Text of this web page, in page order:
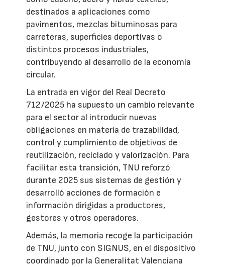
destinados a aplicaciones como
pavimentos, mezclas bituminosas para
carreteras, superficies deportivas o
distintos procesos industriales,
contribuyendo al desarrollo de la economía
circular.
La entrada en vigor del Real Decreto
712/2025 ha supuesto un cambio relevante
para el sector al introducir nuevas
obligaciones en materia de trazabilidad,
control y cumplimiento de objetivos de
reutilización, reciclado y valorización. Para
facilitar esta transición, TNU reforzó
durante 2025 sus sistemas de gestión y
desarrolló acciones de formación e
información dirigidas a productores,
gestores y otros operadores.
Además, la memoria recoge la participación
de TNU, junto con SIGNUS, en el dispositivo
coordinado por la Generalitat Valenciana